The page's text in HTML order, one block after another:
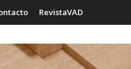
RevistaVAD